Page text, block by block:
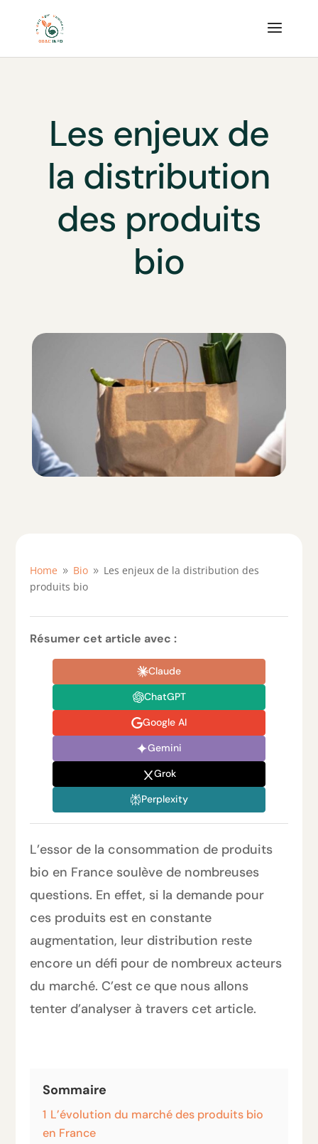
Les enjeux de
la distribution
des produits
bio
Home 9 Bio 9 Les enjeux de la distribution des
produits bio
Résumer cet article avec :
Claude
ChatGPT
Google AI
Gemini
Grok
Perplexity
L’essor de la consommation de produits
bio en France soulève de nombreuses
questions. En effet, si la demande pour
ces produits est en constante
augmentation, leur distribution reste
encore un défi pour de nombreux acteurs
du marché. C’est ce que nous allons
tenter d’analyser à travers cet article.
Sommaire
1 L’évolution du marché des produits bio
en France